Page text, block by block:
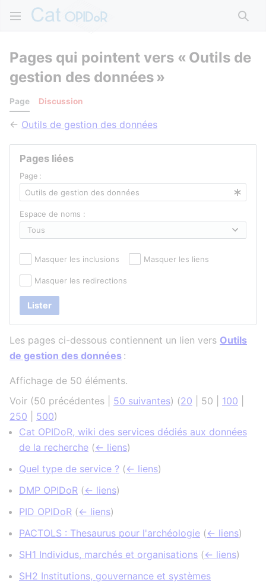
Pages qui pointent vers « Outils de
gestion des données »
Page Discussion
← Outils de gestion des données
Pages liées
Page :
Espace de noms :
Masquer les inclusions Masquer les liens
Masquer les redirections
Lister
Les pages ci-dessous contiennent un lien vers Outils
de gestion des données :
Affichage de 50 éléments.
Voir (50 précédentes 50 suivantes) (20 50 100
250
500)
Cat OPIDoR, wiki des services dédiés aux données
de la recherche (← liens)
Quel type de service ? (← liens)
DMP OPIDoR (← liens)
PID OPIDoR (← liens)
PACTOLS : Thesaurus pour l'archéologie (← liens)
SH1 Individus, marchés et organisations (← liens)
SH2 Institutions, gouvernance et systèmes